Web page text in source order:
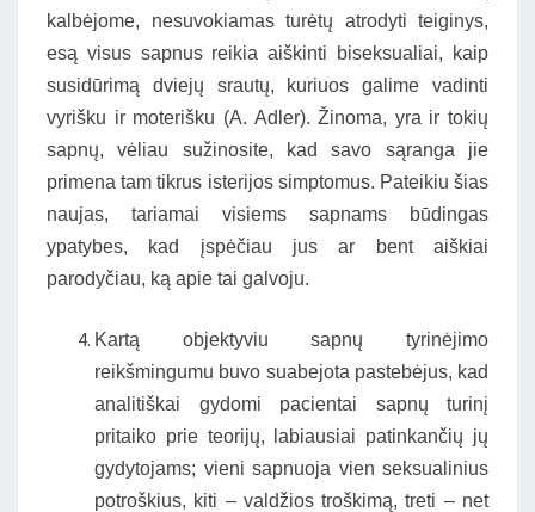
kalbėjome, nesuvokiamas turėtų atrodyti teiginys,
esą visus sapnus reikia aiškinti biseksualiai, kaip
susidūrimą dviejų srautų, kuriuos galime vadinti
vyrišku ir moterišku (A. Adler). Žinoma, yra ir tokių
sapnų, vėliau sužinosite, kad savo sąranga jie
primena tam tikrus isterijos simptomus. Pateikiu šias
naujas, tariamai visiems sapnams būdingas
ypatybes, kad įspėčiau jus ar bent aiškiai
parodyčiau, ką apie tai galvoju.
Kartą objektyviu sapnų tyrinėjimo
reikšmingumu buvo suabejota pastebėjus, kad
analitiškai gydomi pacientai sapnų turinį
pritaiko prie teorijų, labiausiai patinkančių jų
gydytojams; vieni sapnuoja vien seksualinius
potroškius, kiti – valdžios troškimą, treti – net